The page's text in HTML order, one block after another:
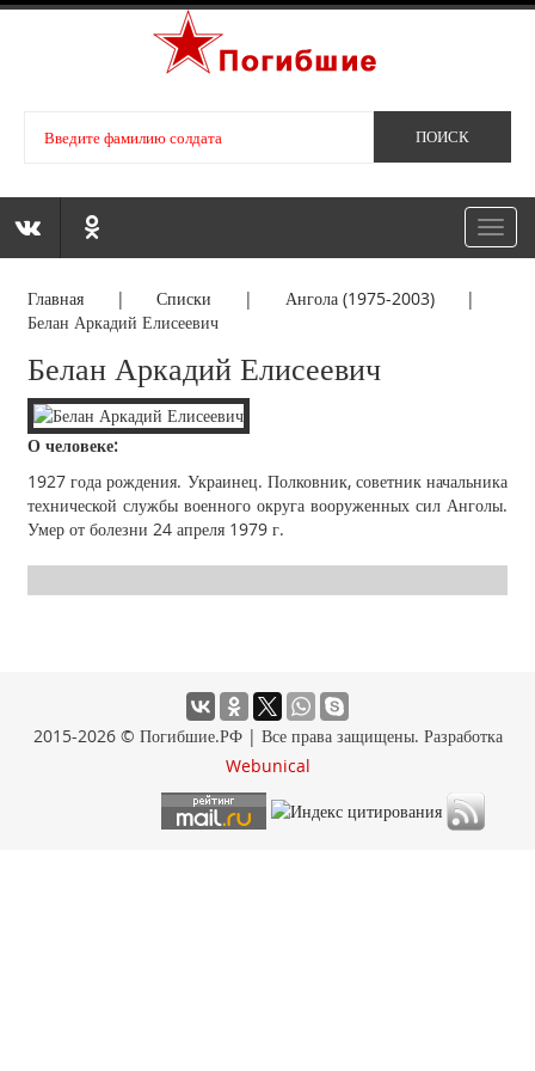
Главная |Списки | Ангола (1975-2003)|
Белан Аркадий Елисеевич
Белан Аркадий Елисеевич
О человеке:
1927 года рождения. Украинец. Полковник, советник начальника
технической службы военного округа вооруженных сил Анголы.
Умер от болезни 24 апреля 1979 г.
2015-2026 © Погибшие.РФ | Все права защищены. Разработка
Webunical